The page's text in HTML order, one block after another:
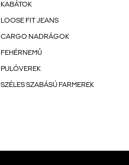
KABÁTOK
LOOSE FIT JEANS
CARGO NADRÁGOK
FEHÉRNEMŰ
PULÓVEREK
SZÉLES SZABÁSÚ FARMEREK